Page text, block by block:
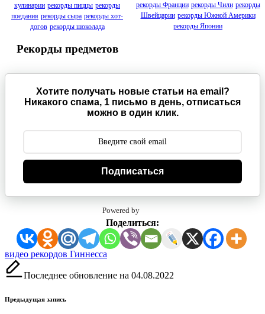
кулинарии рекорды пиццы рекорды
поедания рекорды сыра рекорды хот-
догов рекорды шоколада
Рекорды предметов
рекорды Франции рекорды Чили рекорды
Швейцарии рекорды Южной Америки
рекорды Японии
Хотите получать новые статьи на email?
Никакого спама, 1 письмо в день, отписаться
можно в один клик.
Подписаться
Powered by
Поделиться:
Метки:
видео рекордов Гиннесса
Последнее обновление на 04.08.2022
Навигация
Предыдущая запись